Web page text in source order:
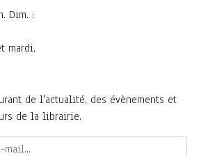
Dim. :
mardi.
de l'actualité, des évènements et
de la librairie.